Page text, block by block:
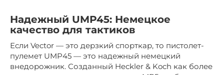
Надежный UMP45: Немецкое
качество для тактиков
Если Vector — это дерзкий спорткар, то пистолет-
пулемет UMP45 — это надежный немецкий
внедорожник. Созданный Heckler & Koch как более